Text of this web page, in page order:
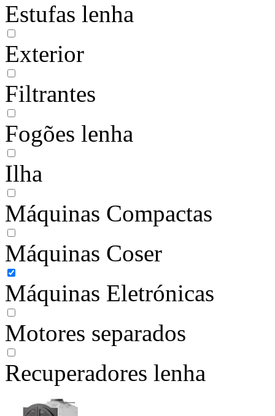
Estufas lenha
Exterior
Filtrantes
Fogões lenha
Ilha
Máquinas Compactas
Máquinas Coser
Máquinas Eletrónicas
Motores separados
Recuperadores lenha